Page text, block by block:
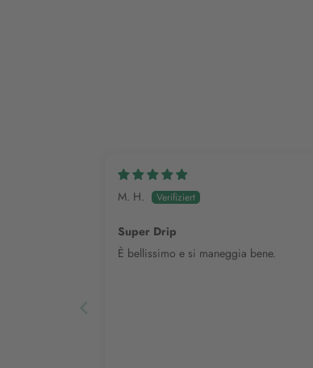
M. H.
Super Drip
È bellissimo e si maneggia bene.